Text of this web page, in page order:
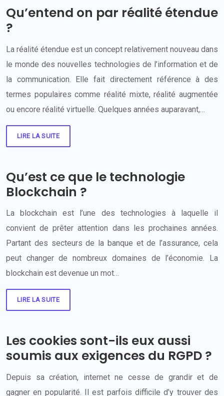
Qu’entend on par réalité étendue
?
La réalité étendue est un concept relativement nouveau dans
le monde des nouvelles technologies de l’information et de
la communication. Elle fait directement référence à des
termes populaires comme réalité mixte, réalité augmentée
ou encore réalité virtuelle. Quelques années auparavant,…
LIRE LA SUITE
Qu’est ce que le technologie
Blockchain ?
La blockchain est l’une des technologies à laquelle il
convient de prêter attention dans les prochaines années.
Partant des secteurs de la banque et de l’assurance, cela
peut changer de nombreux domaines de l’économie. La
blockchain est devenue un mot…
LIRE LA SUITE
Les cookies sont-ils eux aussi
soumis aux exigences du RGPD ?
Depuis sa création, internet ne cesse de grandir et de
gagner en popularité. Il est parfois difficile d’y trouver des